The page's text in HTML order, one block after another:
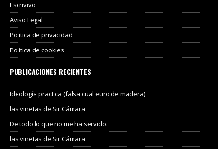
Escrivivo
Aviso Legal
Política de privacidad
Política de cookies
PUBLICACIONES RECIENTES
Ideología practica (falsa cual euro de madera)
las viñetas de Sir Cámara
De todo lo que no me ha servido.
las viñetas de Sir Cámara